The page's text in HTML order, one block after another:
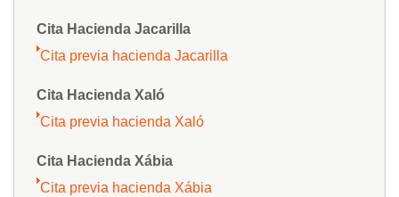
Cita Hacienda Jacarilla
Cita previa hacienda Jacarilla
Cita Hacienda Xaló
Cita previa hacienda Xaló
Cita Hacienda Xábia
Cita previa hacienda Xábia